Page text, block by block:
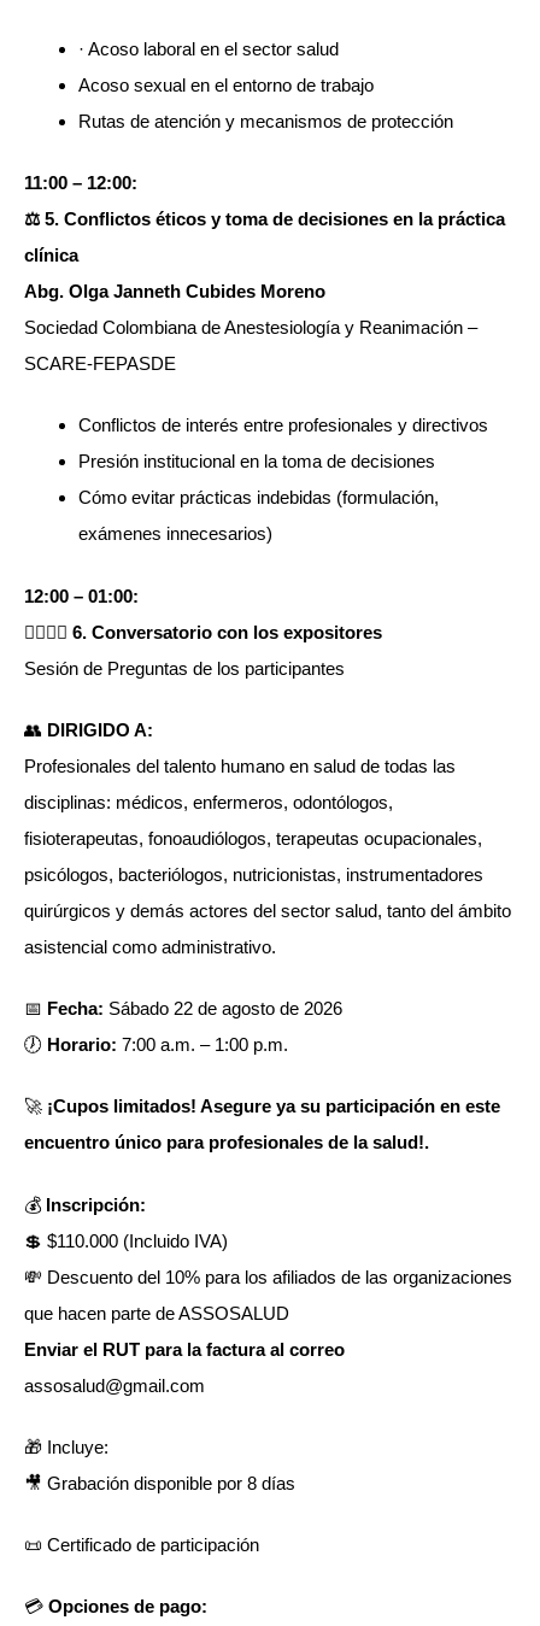
· Acoso laboral en el sector salud
Acoso sexual en el entorno de trabajo
Rutas de atención y mecanismos de protección
11:00 – 12:00:
⚖️ 5. Conflictos éticos y toma de decisiones en la práctica
clínica
Abg. Olga Janneth Cubides Moreno
Sociedad Colombiana de Anestesiología y Reanimación –
SCARE-FEPASDE
Conflictos de interés entre profesionales y directivos
Presión institucional en la toma de decisiones
Cómo evitar prácticas indebidas (formulación,
exámenes innecesarios)
12:00 – 01:00:
👩‍⚕️👨‍⚕️ 6. Conversatorio con los expositores
Sesión de Preguntas de los participantes
👥 DIRIGIDO A:
Profesionales del talento humano en salud de todas las
disciplinas: médicos, enfermeros, odontólogos,
fisioterapeutas, fonoaudiólogos, terapeutas ocupacionales,
psicólogos, bacteriólogos, nutricionistas, instrumentadores
quirúrgicos y demás actores del sector salud, tanto del ámbito
asistencial como administrativo.
📅 Fecha: Sábado 22 de agosto de 2026
🕖 Horario: 7:00 a.m. – 1:00 p.m.
🚀 ¡Cupos limitados! Asegure ya su participación en este
encuentro único para profesionales de la salud!.
💰 Inscripción:
💲 $110.000 (Incluido IVA)
💸 Descuento del 10% para los afiliados de las organizaciones
que hacen parte de ASSOSALUD
Enviar el RUT para la factura al correo
assosalud@gmail.com
🎁 Incluye:
🎥 Grabación disponible por 8 días
📜 Certificado de participación
💳 Opciones de pago: